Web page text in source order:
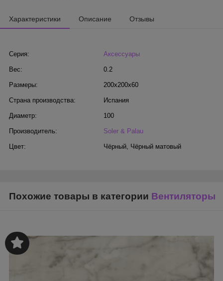
Характеристики Описание Отзывы
Серия: Аксессуары
Вес: 0.2
Размеры: 200x200x60
Страна производства: Испания
Диаметр: 100
Производитель: Soler & Palau
Цвет: Чёрный, Чёрный матовый
Похожие товары в категории Вентиляторы